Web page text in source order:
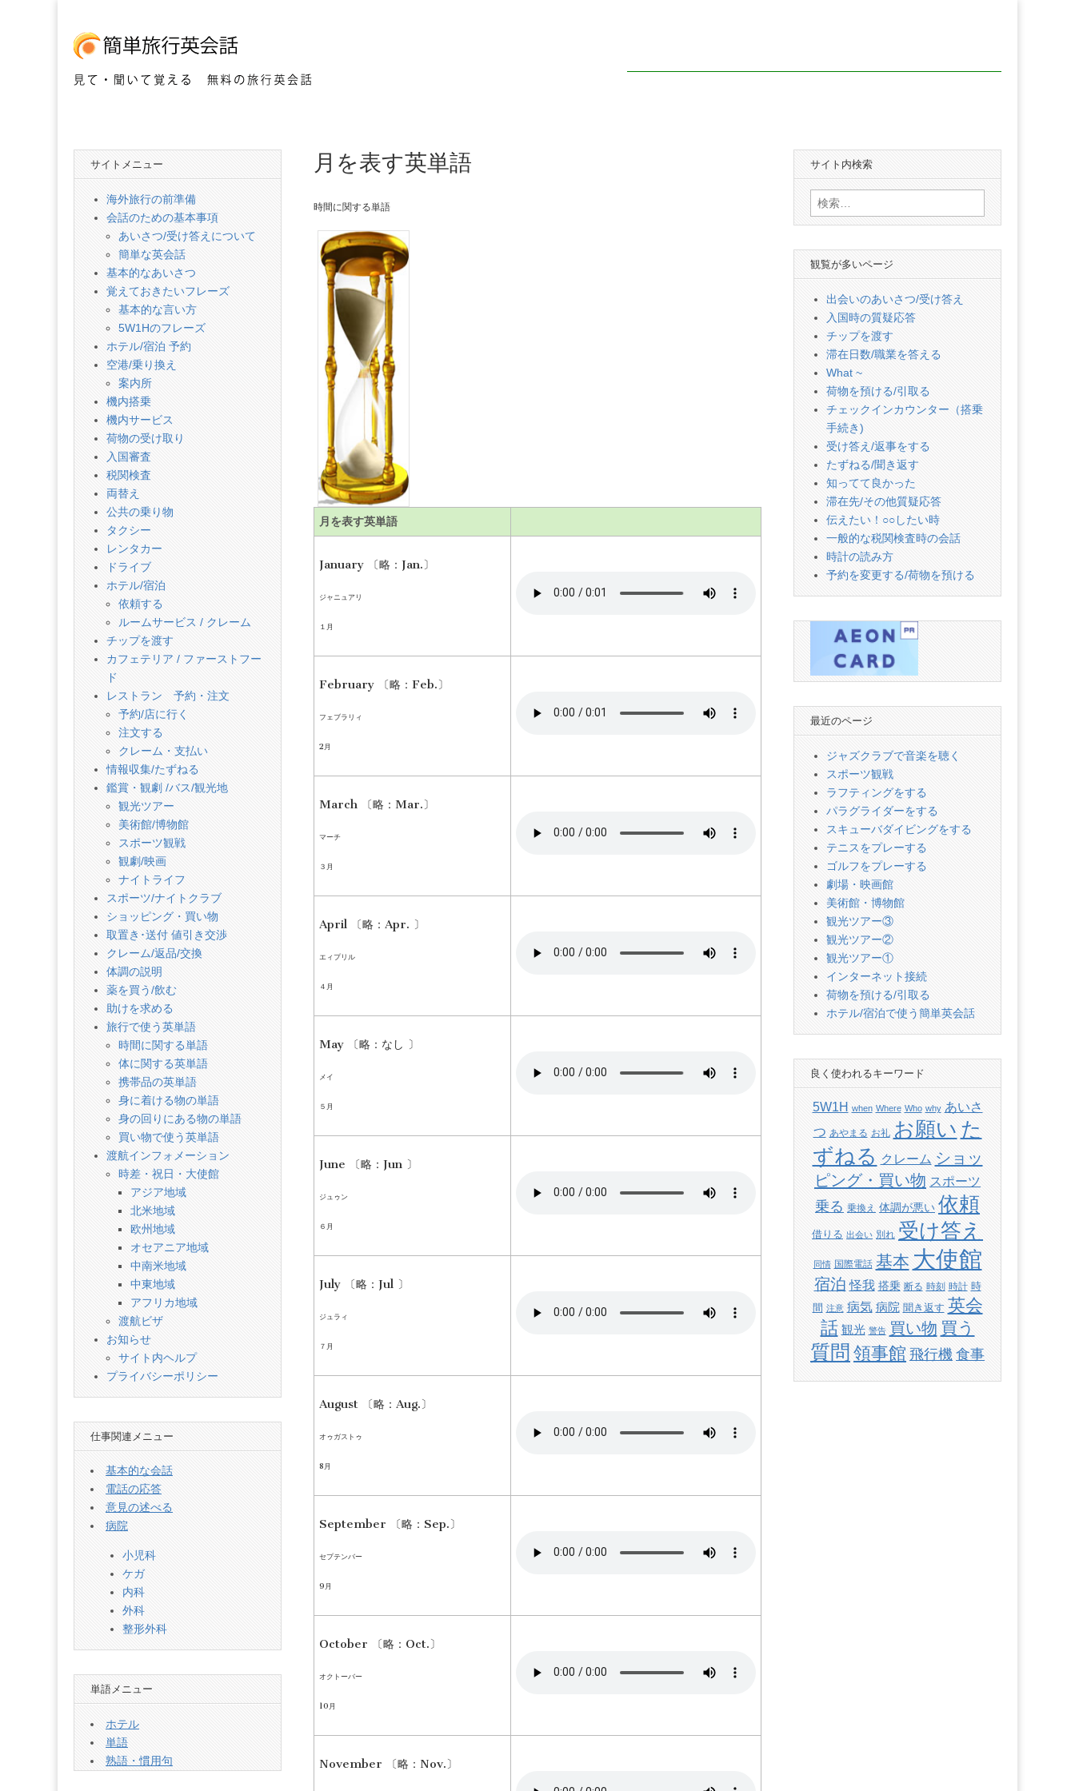
簡
単
旅
行
英
会
話
月を表す英単語
時間に関する単語
月を表す英単語
January 〔略：Jan.〕
ジャニュアリ
１月
February 〔略：Feb.〕
フェブラリィ
2月
March 〔略：Mar.〕
マーチ
３月
April 〔略：Apr. 〕
エィプリル
４月
May 〔略：なし 〕
メイ
５月
June 〔略：Jun 〕
ジュゥン
６月
July 〔略：Jul 〕
ジュラィ
７月
August 〔略：Aug.〕
オゥガストゥ
8月
September 〔略：Sep.〕
セプテンバー
9月
October 〔略：Oct.〕
オクトーバー
10月
November 〔略：Nov.〕
サイトメニュー
海外旅行の前準備
会話のための基本事項
あいさつ/受け答えについて
簡単な英会話
基本的なあいさつ
覚えておきたいフレーズ
基本的な言い方
5W1Hのフレーズ
ホテル/宿泊 予約
空港/乗り換え
案内所
機内搭乗
機内サービス
荷物の受け取り
入国審査
税関検査
両替え
公共の乗り物
タクシー
レンタカー
ドライブ
ホテル/宿泊
依頼する
ルームサービス / クレーム
チップを渡す
カフェテリア / ファーストフー
ド
レストラン 予約・注文
予約/店に行く
注文する
クレーム・支払い
情報収集/たずねる
鑑賞・観劇 /バス/観光地
観光ツアー
美術館/博物館
スポーツ観戦
観劇/映画
ナイトライフ
スポーツ/ナイトクラブ
ショッピング・買い物
取置き･送付 値引き交渉
クレーム/返品/交換
体調の説明
薬を買う/飲む
助けを求める
旅行で使う英単語
時間に関する単語
体に関する英単語
携帯品の英単語
身に着ける物の単語
身の回りにある物の単語
買い物で使う英単語
渡航インフォメーション
時差・祝日・大使館
アジア地域
北米地域
欧州地域
オセアニア地域
中南米地域
中東地域
アフリカ地域
渡航ビザ
お知らせ
サイト内ヘルプ
プライバシーポリシー
仕事関連メニュー
基本的な会話
電話の応答
意見の述べる
病院
小児科
ケガ
内科
外科
整形外科
単語メニュー
ホテル
単語
熟語・慣用句
サイト内検索
検
索:
観覧が多いページ
出会いのあいさつ/受け答え
入国時の質疑応答
チップを渡す
滞在日数/職業を答える
What ~
荷物を預ける/引取る
チェックインカウンター（搭乗
手続き)
受け答え/返事をする
たずねる/聞き返す
知ってて良かった
滞在先/その他質疑応答
伝えたい！○○したい時
一般的な税関検査時の会話
時計の読み方
予約を変更する/荷物を預ける
最近のページ
ジャズクラブで音楽を聴く
スポーツ観戦
ラフティングをする
パラグライダーをする
スキューバダイビングをする
テニスをプレーする
ゴルフをプレーする
劇場・映画館
美術館・博物館
観光ツアー③
観光ツアー②
観光ツアー①
インターネット接続
荷物を預ける/引取る
ホテル/宿泊で使う簡単英会話
良く使われるキーワード
5W1H when Where Who why あいさ
つ あやまる お礼 お願い た
ずねる クレーム ショッ
ピング・買い物 スポーツ
乗る 乗換え 体調が悪い 依頼
借りる 出会い 別れ 受け答え
同情 国際電話 基本 大使館
宿泊 怪我 搭乗 断る 時刻 時計 時
間 注意 病気 病院 聞き返す 英会
話 観光 警告 買い物 買う
質問 領事館 飛行機 食事